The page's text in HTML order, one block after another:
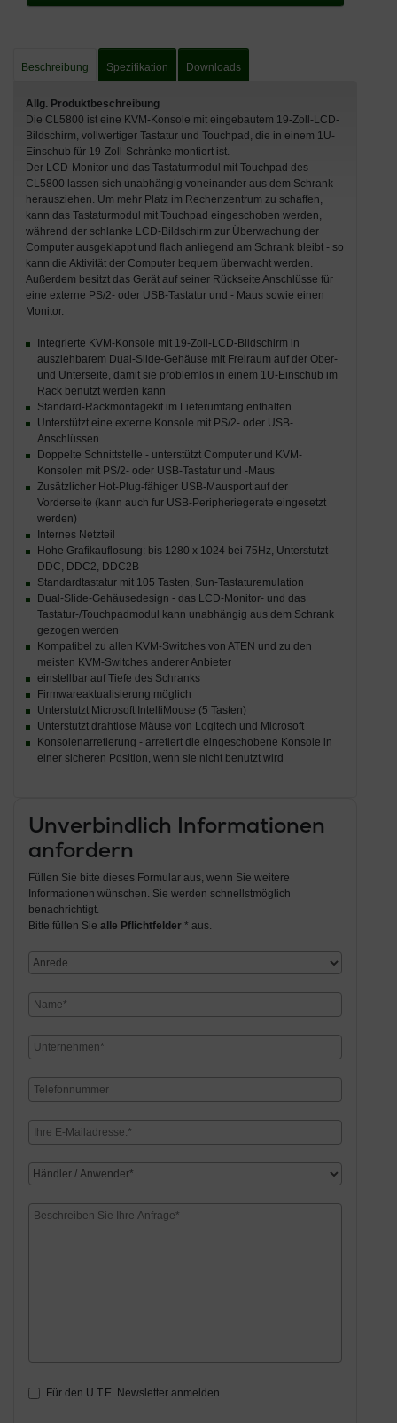
Beschreibung Spezifikation Downloads
Allg. Produktbeschreibung
Die CL5800 ist eine KVM-Konsole mit eingebautem 19-Zoll-LCD-
Bildschirm, vollwertiger Tastatur und Touchpad, die in einem 1U-
Einschub für 19-Zoll-Schränke montiert ist.
Der LCD-Monitor und das Tastaturmodul mit Touchpad des
CL5800 lassen sich unabhängig voneinander aus dem Schrank
herausziehen. Um mehr Platz im Rechenzentrum zu schaffen,
kann das Tastaturmodul mit Touchpad eingeschoben werden,
während der schlanke LCD-Bildschirm zur Überwachung der
Computer ausgeklappt und flach anliegend am Schrank bleibt - so
kann die Aktivität der Computer bequem überwacht werden.
Außerdem besitzt das Gerät auf seiner Rückseite Anschlüsse für
eine externe PS/2- oder USB-Tastatur und - Maus sowie einen
Monitor.
Integrierte KVM-Konsole mit 19-Zoll-LCD-Bildschirm in
ausziehbarem Dual-Slide-Gehäuse mit Freiraum auf der Ober-
und Unterseite, damit sie problemlos in einem 1U-Einschub im
Rack benutzt werden kann
Standard-Rackmontagekit im Lieferumfang enthalten
Unterstützt eine externe Konsole mit PS/2- oder USB-
Anschlüssen
Doppelte Schnittstelle - unterstützt Computer und KVM-
Konsolen mit PS/2- oder USB-Tastatur und -Maus
Zusätzlicher Hot-Plug-fähiger USB-Mausport auf der
Vorderseite (kann auch fur USB-Peripheriegerate eingesetzt
werden)
Internes Netzteil
Hohe Grafikauflosung: bis 1280 x 1024 bei 75Hz, Unterstutzt
DDC, DDC2, DDC2B
Standardtastatur mit 105 Tasten, Sun-Tastaturemulation
Dual-Slide-Gehäusedesign - das LCD-Monitor- und das
Tastatur-/Touchpadmodul kann unabhängig aus dem Schrank
gezogen werden
Kompatibel zu allen KVM-Switches von ATEN und zu den
meisten KVM-Switches anderer Anbieter
einstellbar auf Tiefe des Schranks
Firmwareaktualisierung möglich
Unterstutzt Microsoft IntelliMouse (5 Tasten)
Unterstutzt drahtlose Mäuse von Logitech und Microsoft
Konsolenarretierung - arretiert die eingeschobene Konsole in
einer sicheren Position, wenn sie nicht benutzt wird
Unverbindlich Informationen
anfordern
Füllen Sie bitte dieses Formular aus, wenn Sie weitere
Informationen wünschen. Sie werden schnellstmöglich
benachrichtigt.
Bitte füllen Sie alle Pflichtfelder * aus.
Für den U.T.E. Newsletter anmelden.